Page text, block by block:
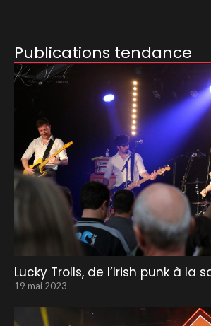
Publications tendance
Lucky Trolls, de l’Irish punk à la
19 mai 2023